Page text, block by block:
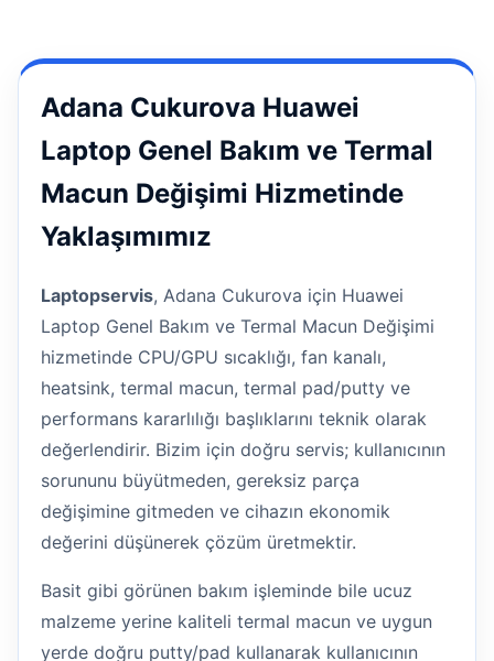
Adana Cukurova Huawei
Laptop Genel Bakım ve Termal
Macun Değişimi Hizmetinde
Yaklaşımımız
Laptopservis, Adana Cukurova için Huawei
Laptop Genel Bakım ve Termal Macun Değişimi
hizmetinde CPU/GPU sıcaklığı, fan kanalı,
heatsink, termal macun, termal pad/putty ve
performans kararlılığı başlıklarını teknik olarak
değerlendirir. Bizim için doğru servis; kullanıcının
sorununu büyütmeden, gereksiz parça
değişimine gitmeden ve cihazın ekonomik
değerini düşünerek çözüm üretmektir.
Basit gibi görünen bakım işleminde bile ucuz
malzeme yerine kaliteli termal macun ve uygun
yerde doğru putty/pad kullanarak kullanıcının